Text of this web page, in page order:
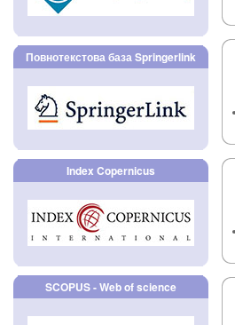
Повнотекстова база Springerlink
Index Copernicus
SCOPUS - Web of science